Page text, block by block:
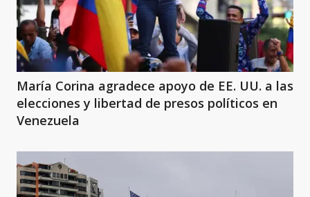
María Corina agradece apoyo de EE. UU. a las
elecciones y libertad de presos políticos en
Venezuela